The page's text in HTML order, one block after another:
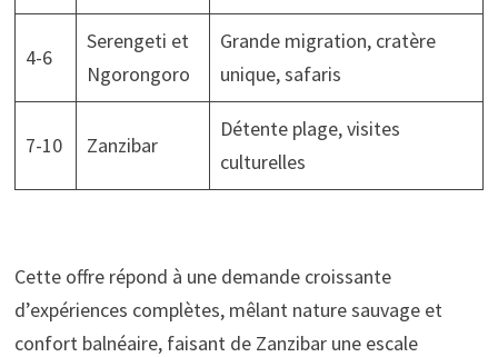
4-6
Serengeti et
Ngorongoro
Grande migration, cratère
unique, safaris
7-10 Zanzibar
Détente plage, visites
culturelles
Cette offre répond à une demande croissante
d’expériences complètes, mêlant nature sauvage et
confort balnéaire, faisant de Zanzibar une escale